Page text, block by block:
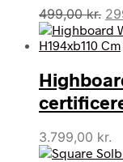
499,00kr.
pris
3.799,00 kr.